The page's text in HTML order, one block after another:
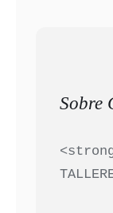
Sobre